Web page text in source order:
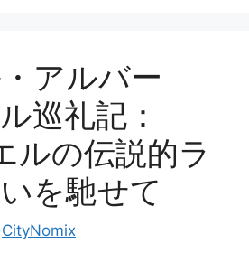
アルバー
巡礼記：
ルの伝説的ラ
を馳せて
CityNomix